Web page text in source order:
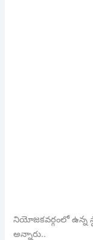
నియోజకవర్గంలో ఉన్న
అన్నారు..